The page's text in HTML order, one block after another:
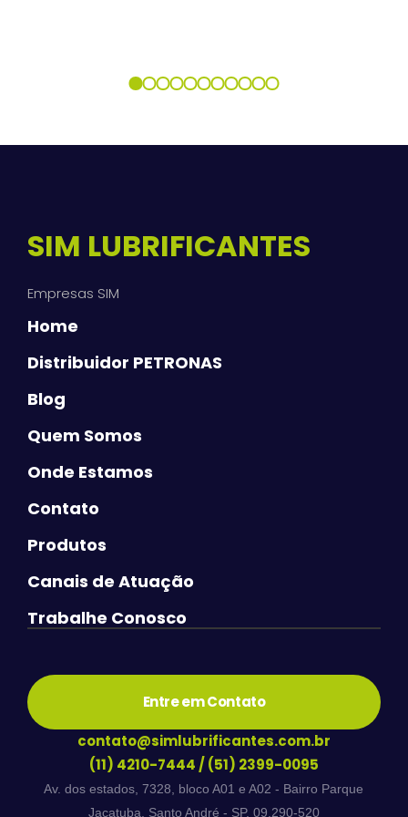
SIM LUBRIFICANTES
Empresas SIM
Home
Distribuidor PETRONAS
Blog
Quem Somos
Onde Estamos
Contato
Produtos
Canais de Atuação
Trabalhe Conosco
Entre em Contato
contato@simlubrificantes.com.br
(11) 4210-7444 / (51) 2399-0095
Av. dos estados, 7328, bloco A01 e A02 - Bairro Parque
Jacatuba, Santo André - SP, 09.290-520